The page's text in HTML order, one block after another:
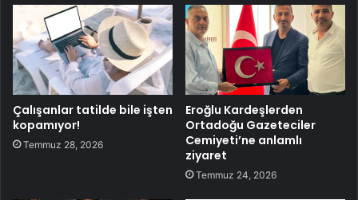
Çalışanlar tatilde bile işten
kopamıyor!
Temmuz 28, 2026
Eroğlu Kardeşlerden
Ortadoğu Gazeteciler
Cemiyeti’ne anlamlı
ziyaret
Temmuz 24, 2026